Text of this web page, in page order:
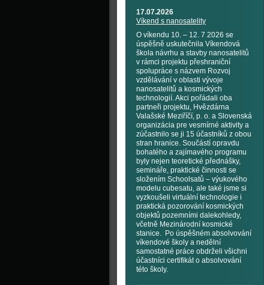
17.07.2026
Víkend s nanosatelity
O víkendu 10. – 12. 7 2026 se
úspěšně uskutečnila Víkendová
škola návrhu a stavby nanosatelitů
v rámci projektu přeshraniční
spolupráce s názvem Rozvoj
vzdělávání v oblasti vývoje
nanosatelitů a kosmických
technologií. Akci pořádali oba
partneři projektu, Hvězdárna
Valašské Meziříčí, p. o. a Slovenská
organizácia pre vesmírné aktivity a
zúčastnilo se ji 15 účastníků z obou
stran hranice. Součástí opravdu
bohatého a zajímavého programu
byly nejen teoretické přednášky,
semináře, praktické činnosti se
složením Schoolsatů – výukového
modelu cubesatu, ale také jsme si
vyzkoušeli virtuální technologie i
praktická pozorování kosmických
objektů pozemními dalekohledy,
včetně Mezinárodní kosmické
stanice. Po úspěšném absolvování
víkendové školy a nedělní
samostatné práce obdrželi všichni
účastníci certifikát o absolvování
této školy.